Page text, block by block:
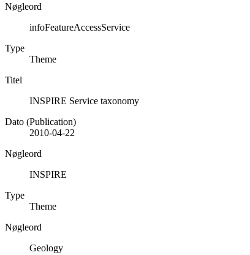
Nøgleord
infoFeatureAccessService
Type
Theme
Titel
INSPIRE Service taxonomy
Dato (Publication)
2010-04-22
Nøgleord
INSPIRE
Type
Theme
Nøgleord
Geology